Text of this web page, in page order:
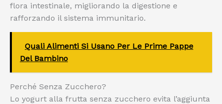
flora intestinale, migliorando la digestione e
rafforzando il sistema immunitario.
Quali Alimenti Si Usano Per Le Prime Pappe
Del Bambino
Perché Senza Zucchero?
Lo yogurt alla frutta senza zucchero evita l’aggiunta